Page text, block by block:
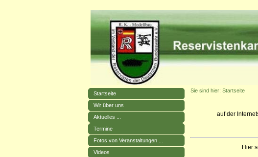
Startseite
Wir über uns
Aktuelles ...
Termine
Fotos von Veranstaltungen ...
Videos
Sie sind hier: Startseite
auf der
Hier